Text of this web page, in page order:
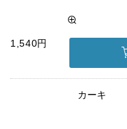
1,540円
カーキ